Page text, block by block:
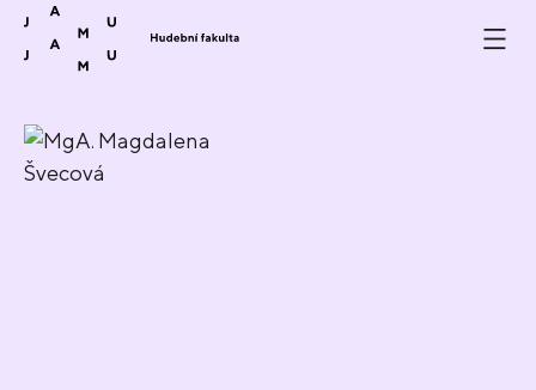
Přeskočit na obsah